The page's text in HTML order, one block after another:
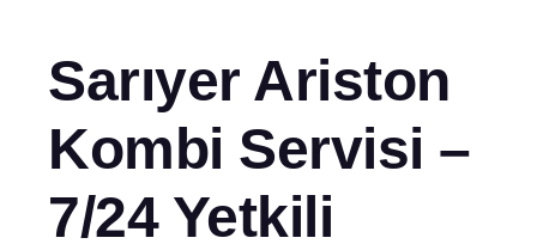
Sarıyer Ariston
Kombi Servisi –
7/24 Yetkili